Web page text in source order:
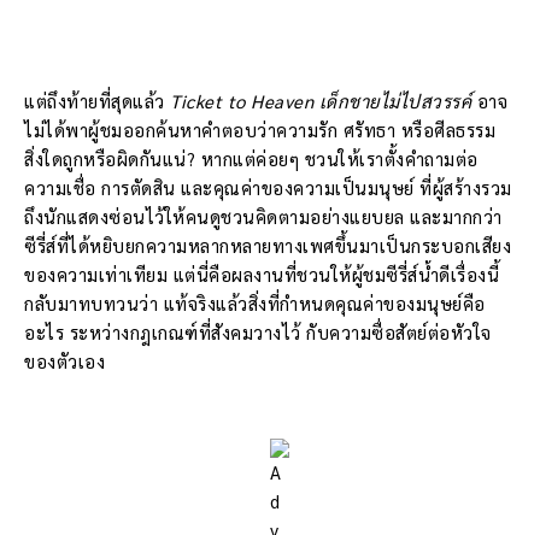
แต่ถึงท้ายที่สุดแล้ว Ticket to Heaven เด็กชายไม่ไปสวรรค์อาจ
ไม่ได้พาผู้ชมออกค้นหาคำตอบว่าความรัก ศรัทธา หรือศีลธรรม
สิ่งใดถูกหรือผิดกันแน่? หากแต่ค่อยๆ ชวนให้เราตั้งคำถามต่อ
ความเชื่อ การตัดสิน และคุณค่าของความเป็นมนุษย์ ที่ผู้สร้างรวม
ถึงนักแสดงซ่อนไว้ให้คนดูชวนคิดตามอย่างแยบยล และมากกว่า
ซีรี่ส์ที่ได้หยิบยกความหลากหลายทางเพศขึ้นมาเป็นกระบอกเสียง
ของความเท่าเทียม แต่นี่คือผลงานที่ชวนให้ผู้ชมซีรี่ส์น้ำดีเรื่องนี้
กลับมาทบทวนว่า แท้จริงแล้วสิ่งที่กำหนดคุณค่าของมนุษย์คือ
อะไร ระหว่างกฎเกณฑ์ที่สังคมวางไว้ กับความซื่อสัตย์ต่อหัวใจ
ของตัวเอง